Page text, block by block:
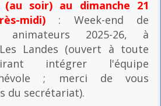
soir) au dimanche 21
midi): Week-end de
2025-26, à
Landes (ouvert à toute
intégrer l'équipe
; merci de vous
du secrétariat).